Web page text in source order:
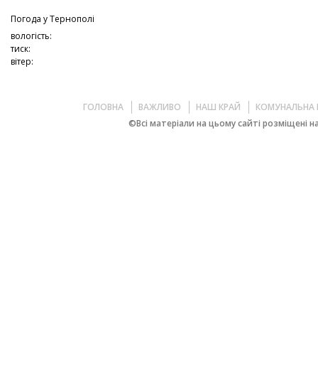
Погода уТернополі
вологість:
тиск:
вітер:
ГОЛОВНА ВАЖЛИВО НАШ КРАЙ
КОМУНАЛЬНА
©Всі матеріали на цьому сайті розміщені